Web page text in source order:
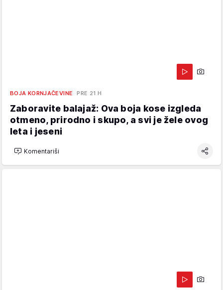
BOJA KORNJAČEVINE PRE 21 H
Zaboravite balajaž: Ova boja kose izgleda
otmeno, prirodno i skupo, a svi je žele ovog
leta i jeseni
Komentariši